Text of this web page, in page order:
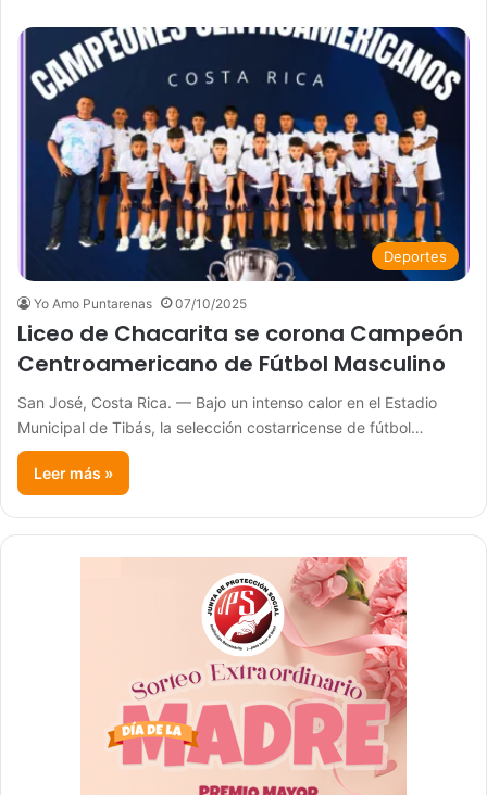
Deportes
Yo Amo Puntarenas 07/10/2025
Liceo de Chacarita se corona Campeón
Centroamericano de Fútbol Masculino
San José, Costa Rica. — Bajo un intenso calor en el Estadio
Municipal de Tibás, la selección costarricense de fútbol…
Leer más »